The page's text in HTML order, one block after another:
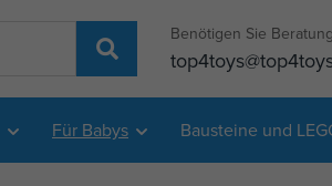
Benötigen Sie
Für Babys Bausteine und